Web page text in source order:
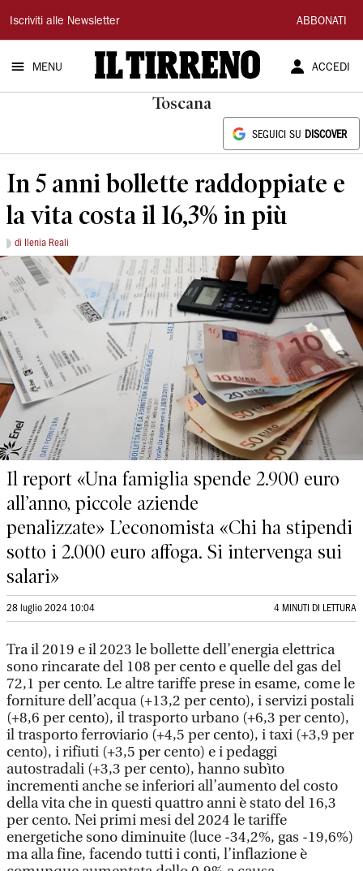
Il
Tirreno
Iscriviti alle Newsletter ABBONATI
MENU ACCEDI
Toscana
SEGUICI SU DISCOVER
In 5 anni bollette raddoppiate e
la vita costa il 16,3% in più
di Ilenia Reali
Il report «Una famiglia spende 2.900 euro
all’anno, piccole aziende
penalizzate» L’economista «Chi ha stipendi
sotto i 2.000 euro affoga. Si intervenga sui
salari»
28 luglio 2024 10:04 4 MINUTI DI LETTURA
Tra il 2019 e il 2023 le bollette dell’energia elettrica
sono rincarate del 108 per cento e quelle del gas del
72,1 per cento. Le altre tariffe prese in esame, come le
forniture dell’acqua (+13,2 per cento), i servizi postali
(+8,6 per cento), il trasporto urbano (+6,3 per cento),
il trasporto ferroviario (+4,5 per cento), i taxi (+3,9 per
cento), i rifiuti (+3,5 per cento) e i pedaggi
autostradali (+3,3 per cento), hanno subìto
incrementi anche se inferiori all’aumento del costo
della vita che in questi quattro anni è stato del 16,3
per cento. Nei primi mesi del 2024 le tariffe
energetiche sono diminuite (luce -34,2%, gas -19,6%)
ma alla fine, facendo tutti i conti, l’inflazione è